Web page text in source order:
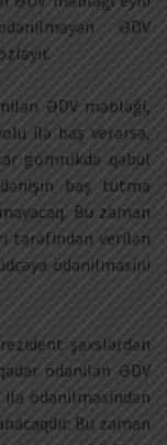
ƏDV
ƏDV məbləği,
ilə baş verərsə,
gömrükdə qəbul
baş tutma
Bu zaman
tərəfindən verilən
ödənilməsini
şəxslərdən
ödənilən ƏDV
ödənilməsindən
Bu zaman